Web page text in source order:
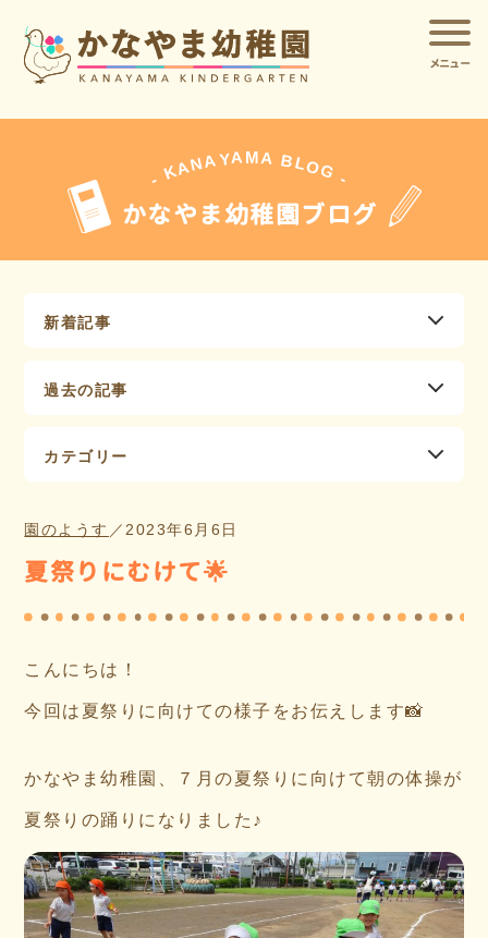
メニュー
- KANAYA MA BLOG -
かなやま幼稚園ブログ
新着記事
過去の記事
カテゴリー
園のようす ／ 2023年6月6日
夏祭りにむけて🌟
こんにちは！
今回は夏祭りに向けての様子をお伝えします📸
かなやま幼稚園、７月の夏祭りに向けて朝の体操が
夏祭りの踊りになりました♪